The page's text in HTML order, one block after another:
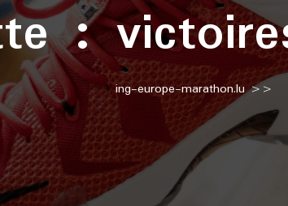
:
ing-europe-marathon.lu>>